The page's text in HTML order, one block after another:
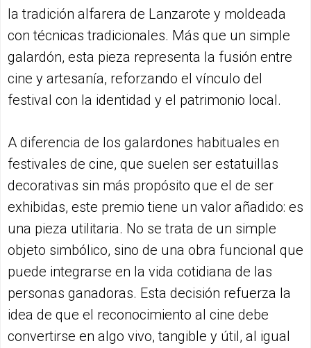
la tradición alfarera de Lanzarote y moldeada
con técnicas tradicionales. Más que un simple
galardón, esta pieza representa la fusión entre
cine y artesanía, reforzando el vínculo del
festival con la identidad y el patrimonio local.
A diferencia de los galardones habituales en
festivales de cine, que suelen ser estatuillas
decorativas sin más propósito que el de ser
exhibidas, este premio tiene un valor añadido: es
una pieza utilitaria. No se trata de un simple
objeto simbólico, sino de una obra funcional que
puede integrarse en la vida cotidiana de las
personas ganadoras. Esta decisión refuerza la
idea de que el reconocimiento al cine debe
convertirse en algo vivo, tangible y útil, al igual